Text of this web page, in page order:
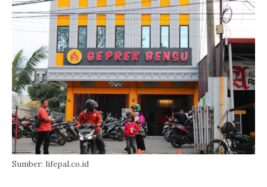
Sumber: lifepal.co.id